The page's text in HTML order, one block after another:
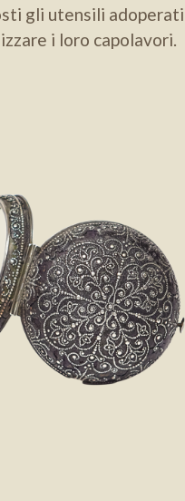
gli utensili adoperati
i loro capolavori.